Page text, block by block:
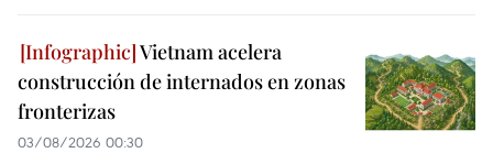
Vietnam acelera
construcción de internados en zonas
fronterizas
03/08/2026 00:30